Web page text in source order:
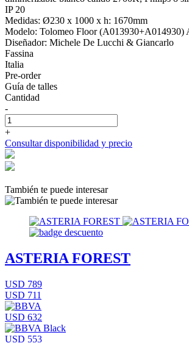
IP 20
Medidas: Ø230 x 1000 x h: 1670mm
Modelo: Tolomeo Floor (A013930+A014930)
Diseñador: Michele De Lucchi & Giancarlo
Fassina
Italia
Pre-order
Guía de talles
Cantidad
-
+
Consultar disponibilidad y precio
También te puede interesar
ASTERIA FOREST
USD 789
USD 711
USD 632
USD 553